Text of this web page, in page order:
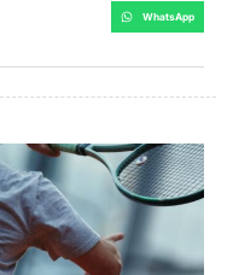
WhatsApp